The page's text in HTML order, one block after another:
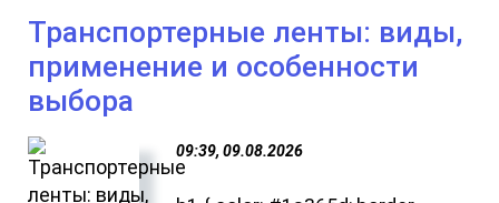
Транспортерные ленты: виды,
применение и особенности
выбора
09:39, 09.08.2026